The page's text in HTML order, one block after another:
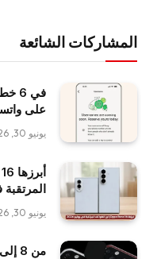
المشاركات الشائعة
في
على
يونيو 30, 2026
المرتقبة
يونيو 30, 2026